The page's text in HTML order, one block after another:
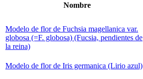
Nombre
Modelo de flor de Fuchsia magellanica var.
globosa (=F. globosa) (Fucsia, pendientes de
la reina)
Modelo de flor de Iris germanica (Lirio azul)